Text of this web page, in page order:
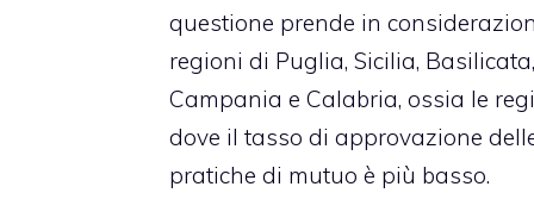
questione prende in
regioni di Puglia, Sicilia, Basilicata,
Campania e Calabria, ossia le
dove il tasso di approvazione
pratiche di mutuo è più basso.